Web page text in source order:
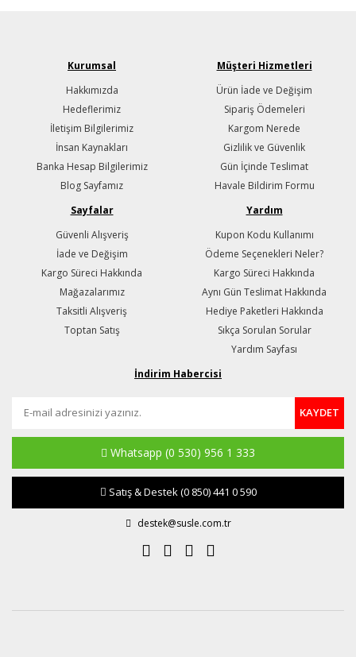
Kurumsal
Hakkımızda
Hedeflerimiz
İletişim Bilgilerimiz
İnsan Kaynakları
Banka Hesap Bilgilerimiz
Blog Sayfamız
Müşteri Hizmetleri
Ürün İade ve Değişim
Sipariş Ödemeleri
Kargom Nerede
Gizlilik ve Güvenlik
Gün İçinde Teslimat
Havale Bildirim Formu
Sayfalar
Güvenli Alışveriş
İade ve Değişim
Kargo Süreci Hakkında
Mağazalarımız
Taksitli Alışveriş
Toptan Satış
Yardım
Kupon Kodu Kullanımı
Ödeme Seçenekleri Neler?
Kargo Süreci Hakkında
Aynı Gün Teslimat Hakkında
Hediye Paketleri Hakkında
Sıkça Sorulan Sorular
Yardım Sayfası
İndirim Habercisi
KAYDET
Whatsapp (0 530) 956 1 333
Satış & Destek(0 850) 441 0 590
destek@susle.com.tr